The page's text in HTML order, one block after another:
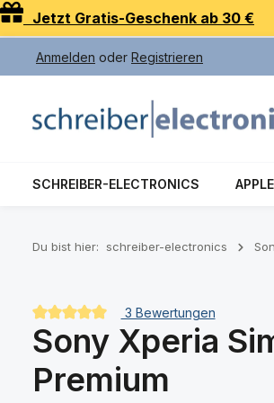
Hauptinhalt springen
Zur Suche springen
Zur Hauptnavigation springen
Jetzt Gratis-Geschenk ab 30 €
Anmelden oder Registrieren
SCHREIBER-ELECTRONICS APPLE
Du bist hier: schreiber-electronics
Durchschnittliche Bewertung von 5 von 5
3 Bewertungen
Sony Xperia
Premium